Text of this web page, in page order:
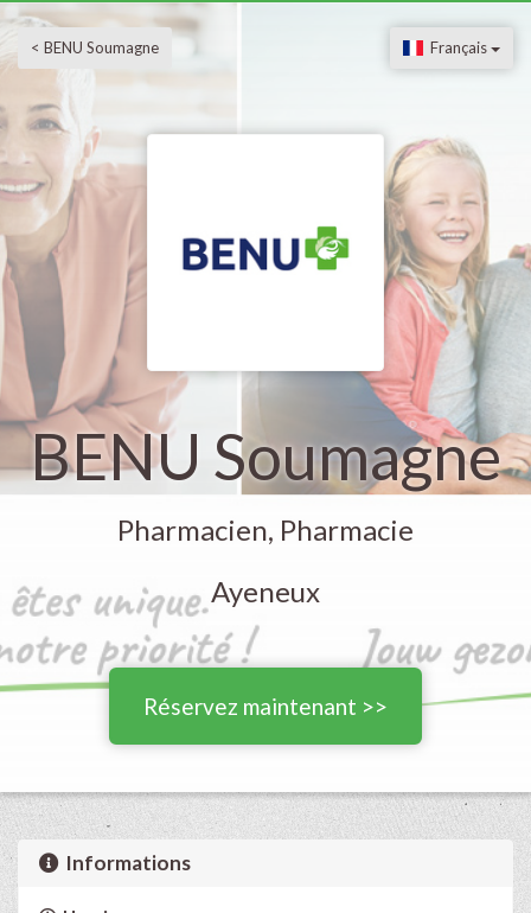
< BENU Soumagne Français
BENU Soumagne
Pharmacien, Pharmacie
Ayeneux
Réservez maintenant >>
Informations